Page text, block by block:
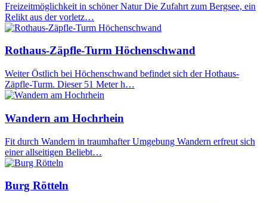
Freizeitmöglichkeit in schöner Natur Die Zufahrt zum Bergsee, ein
Relikt aus der vorletz…
Rothaus-Zäpfle-Turm Höchenschwand
Weiter Östlich bei Höchenschwand befindet sich der Hothaus-
Zäpfle-Turm. Dieser 51 Meter h…
Wandern am Hochrhein
Fit durch Wandern in traumhafter Umgebung Wandern erfreut sich
einer allseitigen Beliebt…
Burg Rötteln